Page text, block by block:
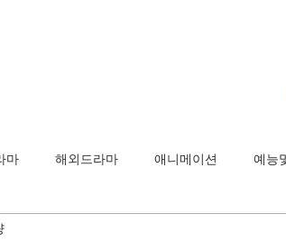
마 해외드라마 애니메이션 예능